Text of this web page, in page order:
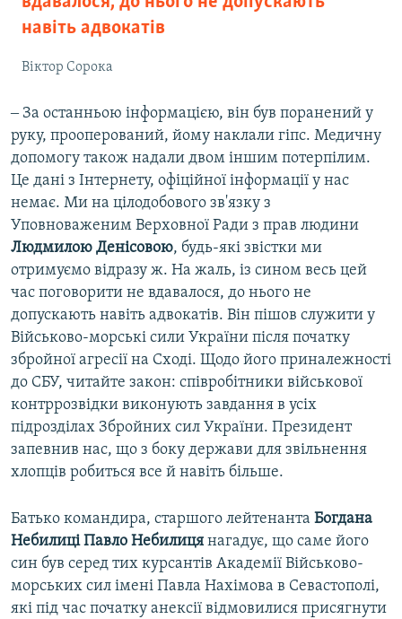
навіть адвокатів
Віктор Сорока
‒ За останньою інформацією, він був поранений у
руку, прооперований, йому наклали гіпс. Медичну
допомогу також надали двом іншим потерпілим.
Це дані з Інтернету, офіційної інформації у нас
немає. Ми на цілодобового зв'язку з
Уповноваженим Верховної Ради з прав людини
Людмилою Денісовою, будь-які звістки ми
отримуємо відразу ж. На жаль, із сином весь цей
час поговорити не вдавалося, до нього не
допускають навіть адвокатів. Він пішов служити у
Військово-морські сили України після початку
збройної агресії на Сході. Щодо його приналежності
до СБУ, читайте закон: співробітники військової
контррозвідки виконують завдання в усіх
підрозділах Збройних сил України. Президент
запевнив нас, що з боку держави для звільнення
хлопців робиться все й навіть більше.
Батько командира, старшого лейтенанта Богдана
Небилиці Павло Небилиця нагадує, що саме його
син був серед тих курсантів Академії Військово-
морських сил імені Павла Нахімова в Севастополі,
які під час початку анексії відмовилися присягнути